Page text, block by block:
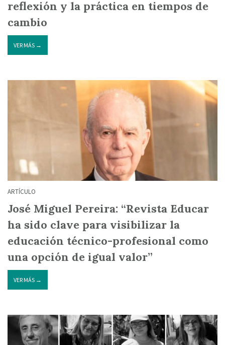
reflexión y la práctica en tiempos de
cambio
VER MÁS →
ARTÍCULO
José Miguel Pereira: “Revista Educar
ha sido clave para visibilizar la
educación técnico-profesional como
una opción de igual valor”
VER MÁS →